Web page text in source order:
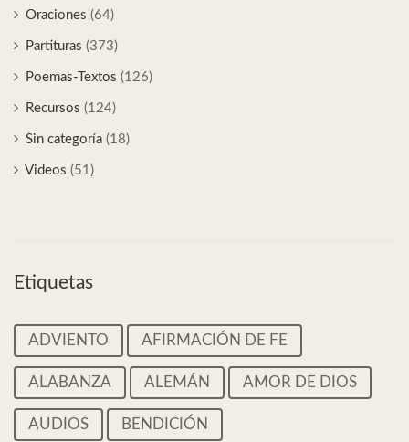
Oraciones (64)
Partituras (373)
Poemas-Textos (126)
Recursos (124)
Sin categoría (18)
Videos (51)
Etiquetas
ADVIENTO AFIRMACIÓN DE FE
ALABANZA ALEMÁN AMOR DE DIOS
AUDIOS BENDICIÓN